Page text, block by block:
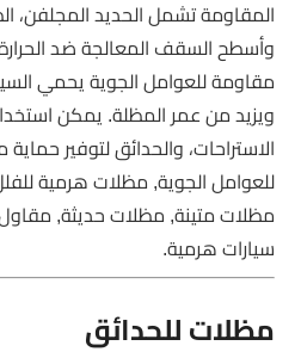
المقاومة تشمل الحديد المجلفن،
وأسطح السقف المعالجة ضد
مقاومة للعوامل الجوية يحمي
ويزيد من عمر المظلة. يمكن
الاستراحات، والحدائق لتوفير
للعوامل الجوية, مظلات هرمية
مظلات متينة, مظلات حديثة,
سيارات هرمية.
مظلات للحدائق